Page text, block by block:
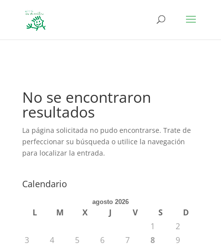
No se encontraron
resultados
La página solicitada no pudo encontrarse. Trate de
perfeccionar su búsqueda o utilice la navegación
para localizar la entrada.
Calendario
agosto 2026
L M X J V S
D
1
2
3
4 5 6 7 8
9